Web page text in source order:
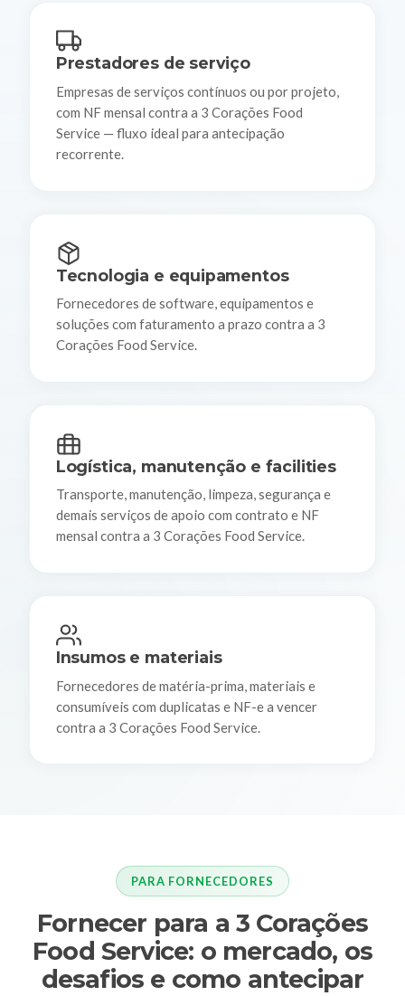
Prestadores de serviço
Empresas de serviços contínuos ou por projeto,
com NF mensal contra a 3 Corações Food
Service — fluxo ideal para antecipação
recorrente.
Tecnologia e equipamentos
Fornecedores de software, equipamentos e
soluções com faturamento a prazo contra a 3
Corações Food Service.
Logística, manutenção e facilities
Transporte, manutenção, limpeza, segurança e
demais serviços de apoio com contrato e NF
mensal contra a 3 Corações Food Service.
Insumos e materiais
Fornecedores de matéria-prima, materiais e
consumíveis com duplicatas e NF-e a vencer
contra a 3 Corações Food Service.
PARA FORNECEDORES
Fornecer para a 3 Corações
Food Service: o mercado, os
desafios e como antecipar